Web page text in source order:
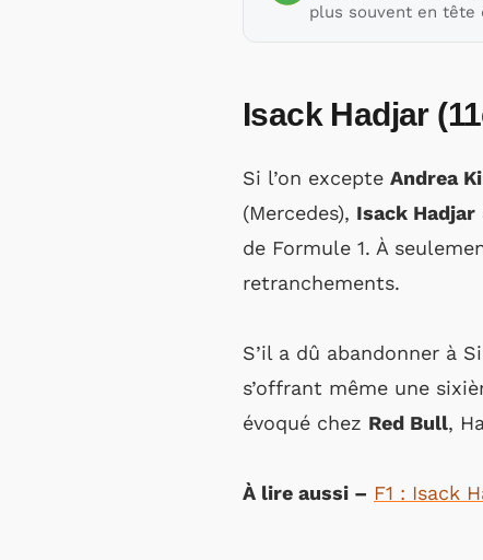
plus souvent en tête
Isack Hadjar
Si l’on excepte Andrea
(Mercedes), Isack Hadjar
de Formule 1. À
retranchements.
S’il a dû abandonner à
s’offrant même une
évoqué chez Red Bull,
À lire aussi – F1 : Isack